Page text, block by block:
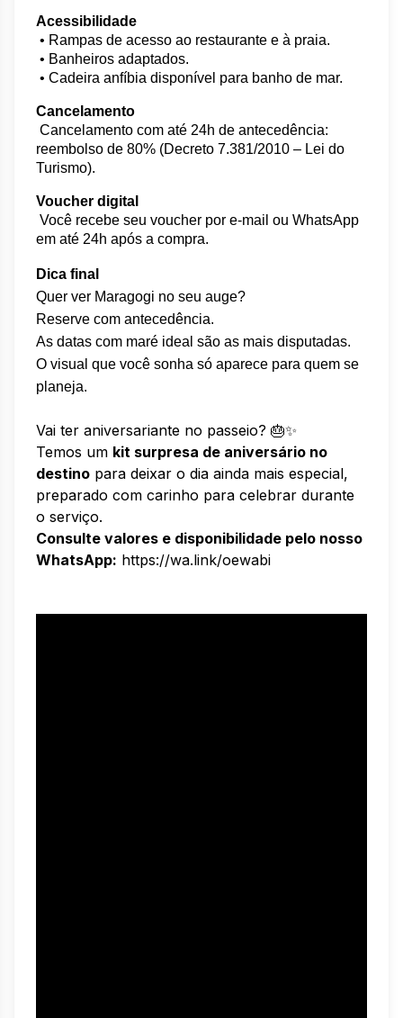
Acessibilidade
• Rampas de acesso ao restaurante e à praia.
• Banheiros adaptados.
• Cadeira anfíbia disponível para banho de mar.
Cancelamento
reembolso de 80% (Decreto 7.381/2010 – Lei do
Turismo).
Voucher digital
em até 24h após a compra.
Dica final
Quer ver Maragogi no seu auge?
Reserve com antecedência.
As datas com maré ideal são as mais disputadas.
O visual que você sonha só aparece para quem se
planeja.
Vai ter aniversariante no passeio? 🎂✨
Temos um kit surpresa de aniversário no
destino para deixar o dia ainda mais especial,
preparado com carinho para celebrar durante
o serviço.
Consulte valores e disponibilidade pelo nosso
WhatsApp: https://wa.link/oewabi